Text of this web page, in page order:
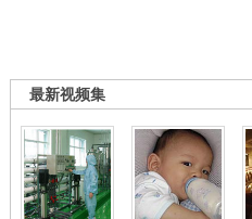
最新视频集